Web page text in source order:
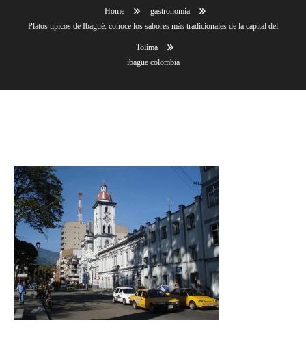
Home
gastronomia
Platos típicos de Ibagué: conoce los sabores más tradicionales de la capital del
Tolima
ibague colombia